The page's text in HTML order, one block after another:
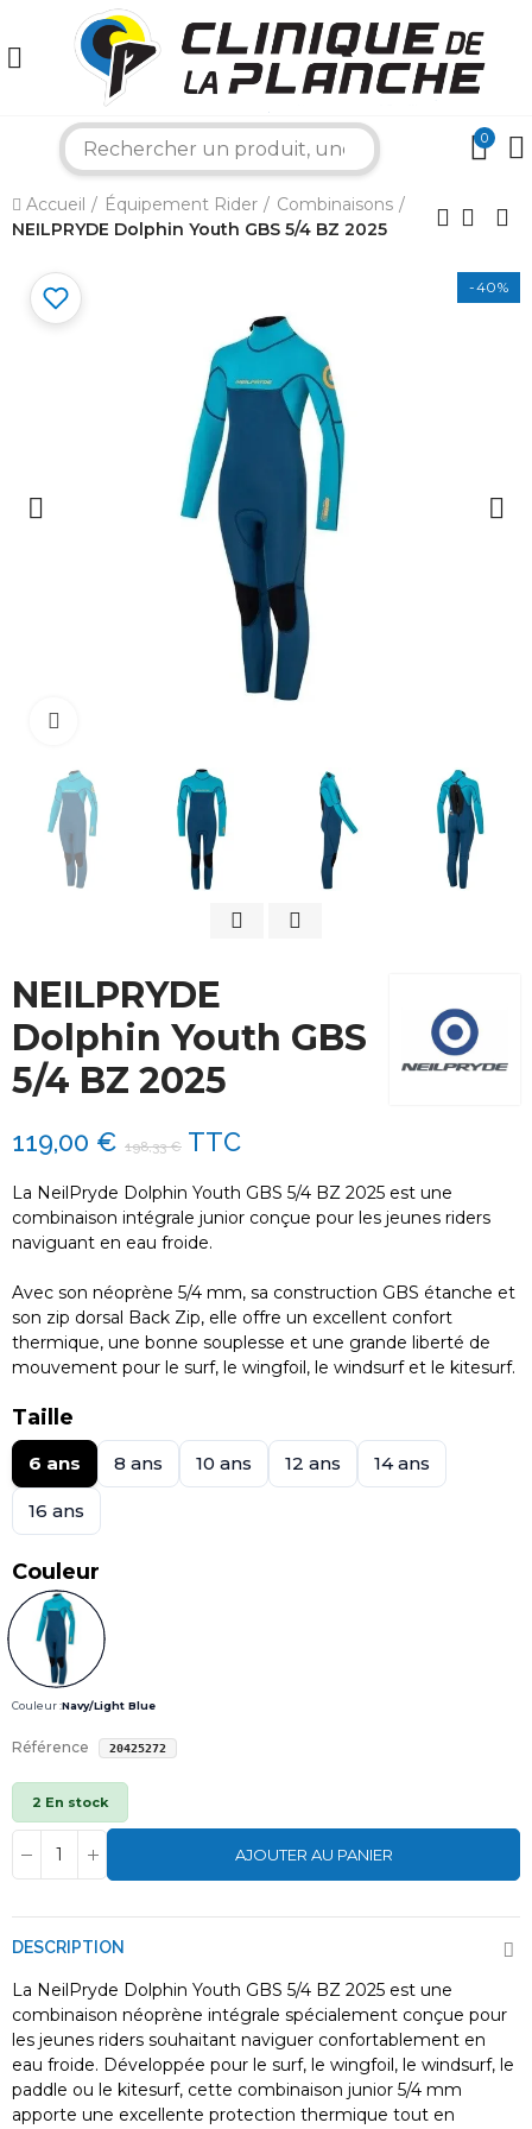
0
Accueil Équipement Rider
Combinaisons
NEILPRYDE Dolphin Youth GBS 5/4 BZ 2025
-40%
NEILPRYDE
Dolphin Youth GBS
5/4 BZ 2025
119,00 € 198,33 € TTC
La NeilPryde Dolphin Youth GBS 5/4 BZ 2025 est une
combinaison intégrale junior conçue pour les jeunes riders
naviguant en eau froide.
Avec son néoprène 5/4 mm, sa construction GBS étanche et
son zip dorsal Back Zip, elle offre un excellent confort
thermique, une bonne souplesse et une grande liberté de
mouvement pour le surf, le wingfoil, le windsurf et le kitesurf.
Taille
6 ans 8 ans 10 ans 12 ans 14 ans
16 ans
Couleur
Couleur :Navy/Light Blue
Référence 20425272
2 En stock
AJOUTER AU PANIER
DESCRIPTION
La NeilPryde Dolphin Youth GBS 5/4 BZ 2025 est une
combinaison néoprène intégrale spécialement conçue pour
les jeunes riders souhaitant naviguer confortablement en
eau froide. Développée pour le surf, le wingfoil, le windsurf, le
paddle ou le kitesurf, cette combinaison junior 5/4 mm
apporte une excellente protection thermique tout en